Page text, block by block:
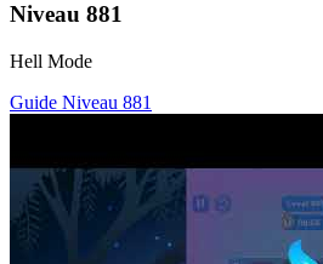
Niveau 881
Hell Mode
Guide Niveau 881